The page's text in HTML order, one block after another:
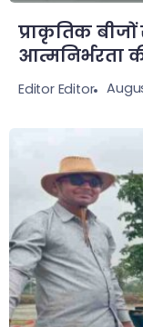
प्राकृतिक
आत्मनिर्भरता
Editor Editor